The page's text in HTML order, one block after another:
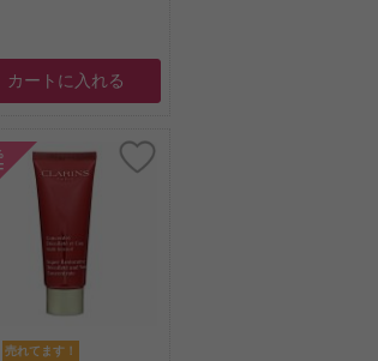
カートに入れる
売れてます！